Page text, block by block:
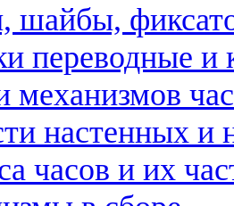
шайбы,
переводные и
механизмов
настенных и
часов и их